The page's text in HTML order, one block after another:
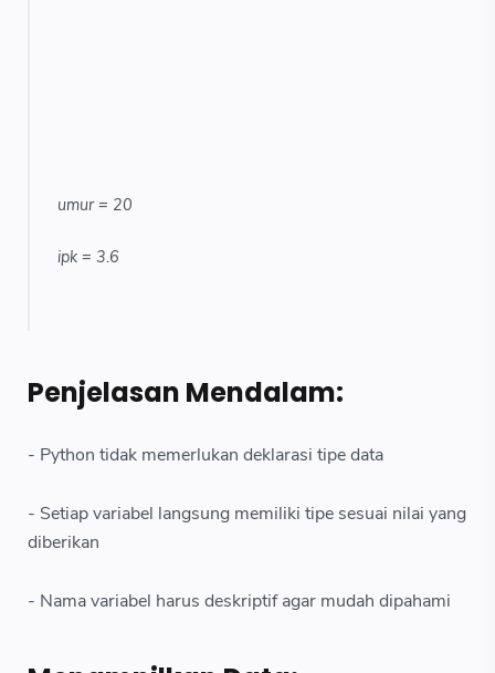
umur = 20
ipk = 3.6
Penjelasan Mendalam:
- Python tidak memerlukan deklarasi tipe data
- Setiap variabel langsung memiliki tipe sesuai nilai yang
diberikan
- Nama variabel harus deskriptif agar mudah dipahami